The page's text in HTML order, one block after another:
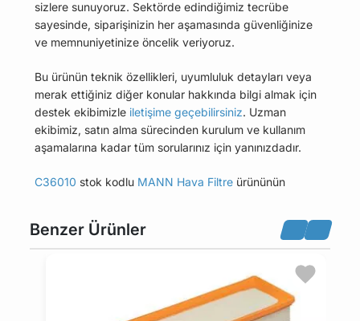
sizlere sunuyoruz. Sektörde edindiğimiz tecrübe
sayesinde, siparişinizin her aşamasında güvenliğinize
ve memnuniyetinize öncelik veriyoruz.
Bu ürünün teknik özellikleri, uyumluluk detayları veya
merak ettiğiniz diğer konular hakkında bilgi almak için
destek ekibimizle iletişime geçebilirsiniz. Uzman
ekibimiz, satın alma sürecinden kurulum ve kullanım
aşamalarına kadar tüm sorularınız için yanınızdadır.
C36010 stok kodlu MANN Hava Filtre ürününün
sekmesinde bulabilirsiniz.
Bu üründen en fazla 5 adet sipariş verilebilir. 5
adedin üzerindeki siparişleri iptal etme hakkı
maviparca.com tarafından saklı tutulmaktadır.
Belirlenen bu limit kurumsal siparişlerde geçerli
Benzer Ürünler